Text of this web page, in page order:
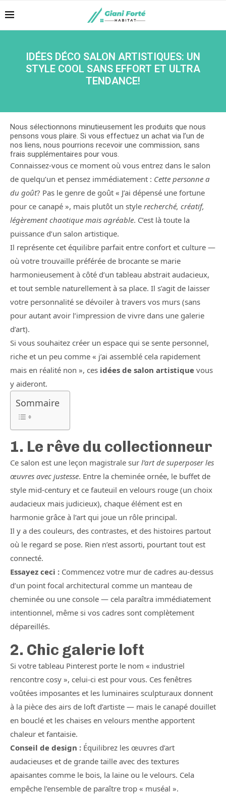
IDÉES DÉCO SALON ARTISTIQUES: UN
STYLE COOL SANS EFFORT ET ULTRA
TENDANCE!
Nous sélectionnons minutieusement les produits que nous
pensons vous plaire. Si vous effectuez un achat via l’un de
nos liens, nous pourrions recevoir une commission, sans
frais supplémentaires pour vous.
Connaissez-vous ce moment où vous entrez dans le salon
de quelqu’un et pensez immédiatement : Cette personne a
du goût? Pas le genre de goût « J’ai dépensé une fortune
pour ce canapé », mais plutôt un style recherché, créatif,
légèrement chaotique mais agréable. C’est là toute la
puissance d’un salon artistique.
Il représente cet équilibre parfait entre confort et culture —
où votre trouvaille préférée de brocante se marie
harmonieusement à côté d’un tableau abstrait audacieux,
et tout semble naturellement à sa place. Il s’agit de laisser
votre personnalité se dévoiler à travers vos murs (sans
pour autant avoir l’impression de vivre dans une galerie
d’art).
Si vous souhaitez créer un espace qui se sente personnel,
riche et un peu comme « j’ai assemblé cela rapidement
mais en réalité non », ces idées de salon artistique vous
y aideront.
Sommaire
1. Le rêve du collectionneur
Ce salon est une leçon magistrale sur l’art de superposer les
œuvres avec justesse. Entre la cheminée ornée, le buffet de
style mid-century et ce fauteuil en velours rouge (un choix
audacieux mais judicieux), chaque élément est en
harmonie grâce à l’art qui joue un rôle principal.
Il y a des couleurs, des contrastes, et des histoires partout
où le regard se pose. Rien n’est assorti, pourtant tout est
connecté.
Essayez ceci : Commencez votre mur de cadres au-dessus
d’un point focal architectural comme un manteau de
cheminée ou une console — cela paraîtra immédiatement
intentionnel, même si vos cadres sont complètement
dépareillés.
2. Chic galerie loft
Si votre tableau Pinterest porte le nom « industriel
rencontre cosy », celui-ci est pour vous. Ces fenêtres
voûtées imposantes et les luminaires sculpturaux donnent
à la pièce des airs de loft d’artiste — mais le canapé douillet
en bouclé et les chaises en velours menthe apportent
chaleur et fantaisie.
Conseil de design : Équilibrez les œuvres d’art
audacieuses et de grande taille avec des textures
apaisantes comme le bois, la laine ou le velours. Cela
empêche l’ensemble de paraître trop « muséal ».